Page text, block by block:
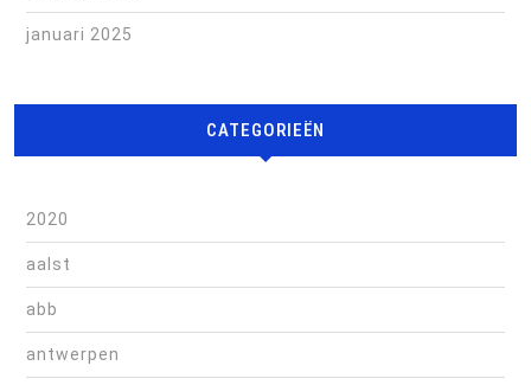
januari 2025
CATEGORIEËN
2020
aalst
abb
antwerpen